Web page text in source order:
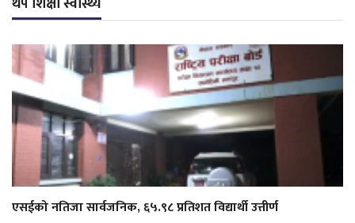
एसईको नतिजा सार्वजनिक, ६५.९८ प्रतिशत विद्यार्थी उत्तीर्ण